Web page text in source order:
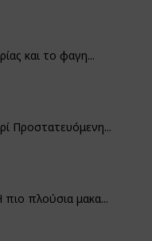
και το φαγη...
Προστατευόμενη...
πλούσια μακα...